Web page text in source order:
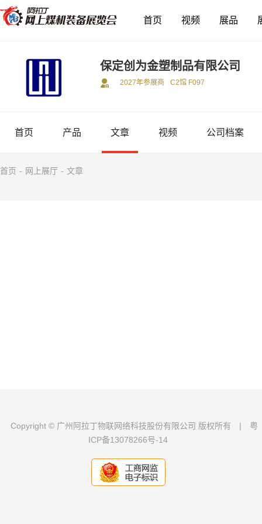
首页 视频 展品
保定创为金塑制品有限公司
2027年参展商 C2馆 F097
首页 产品 文章 视频 公司档案
首页 - 网上展厅 - 文章
Copyright © 广州阿拉丁物联网络科技股份有限公司 版权所有 |
粤
ICP备13078266号-14